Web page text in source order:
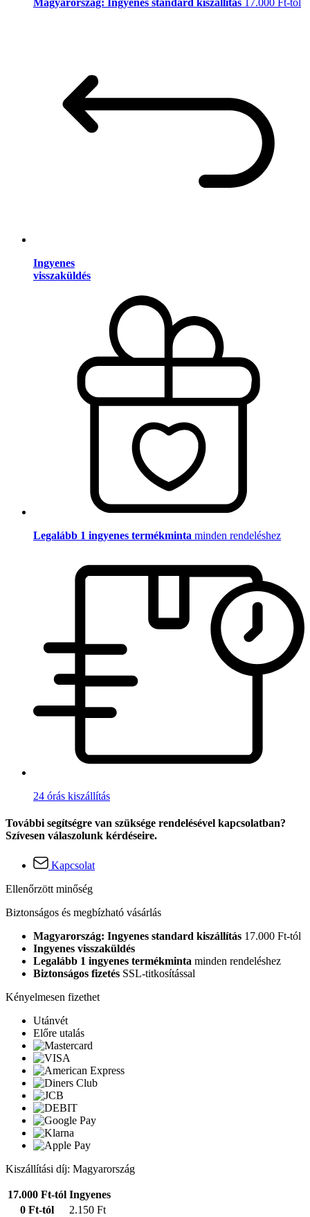
Magyarország: Ingyenes standard kiszállítás 17.000 Ft-tól
Ingyenes
visszaküldés
Legalább 1 ingyenes termékminta minden rendeléshez
24 órás kiszállítás
További segítségre van szüksége rendelésével kapcsolatban?
Szívesen válaszolunk kérdéseire.
Kapcsolat
Ellenőrzött minőség
Biztonságos és megbízható vásárlás
Magyarország: Ingyenes standard kiszállítás 17.000 Ft-tól
Ingyenes visszaküldés
Legalább 1 ingyenes termékminta minden rendeléshez
Biztonságos fizetés SSL-titkosítással
Kényelmesen fizethet
Utánvét
Előre utalás
Kiszállítási díj: Magyarország
17.000 Ft-tól Ingyenes
0 Ft-tól
2.150 Ft